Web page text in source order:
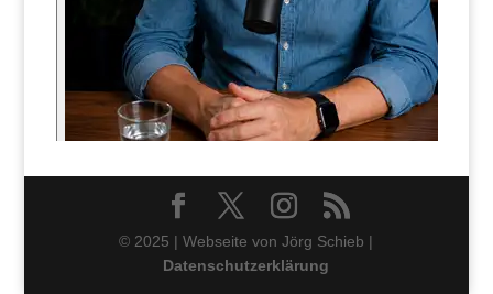
© 2025 | Webseite von Jörg Schieb |
Datenschutzerklärung